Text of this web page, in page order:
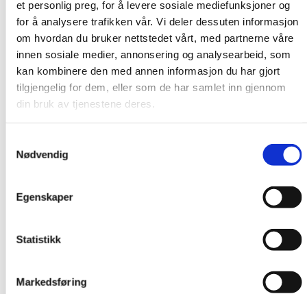
et personlig preg, for å levere sosiale mediefunksjoner og
for å analysere trafikken vår. Vi deler dessuten informasjon
om hvordan du bruker nettstedet vårt, med partnerne våre
innen sosiale medier, annonsering og analysearbeid, som
kan kombinere den med annen informasjon du har gjort
tilgjengelig for dem, eller som de har samlet inn gjennom
din bruk av tjenestene deres.
Nødvendig
Egenskaper
Statistikk
Markedsføring
sykefraværet. Det handler i liten grad om årsakene til
fraværet, sier Krogstad.
Han viser til at mesteparten av fraværet handler om det
organisatoriske arbeidsmiljøet, om ledelse, mens mange
av tiltakene ofte handler om det fysiske arbeidsmiljøet.
LOS KRAV TIL NY IA-AVTALE
dagens hovedinnretning i avtalen.
- De overordnede målene kan beholdes, men senior-
og inkluderingsperspektivet bør komme tydeligere
tydeliggjøres. Det bør være en bedre regional